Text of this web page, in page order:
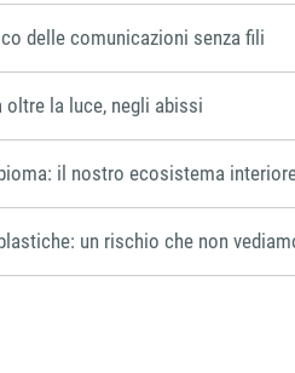
delle comunicazioni senza fili
oltre la luce, negli abissi
il nostro ecosistema
un rischio che non